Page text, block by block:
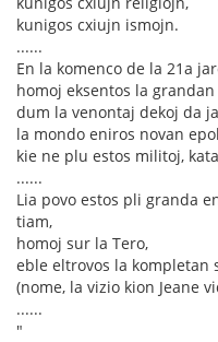
kunigos cxiujn ismojn.
......
En la komenco de la 21a
homoj eksentos la
dum la venontaj dekoj da
la mondo eniros novan
kie ne plu estos militoj,
......
Lia povo estos pli granda
tiam,
homoj sur la Tero,
eble eltrovos la kompletan
(nome, la vizio kion Jeane
......
"